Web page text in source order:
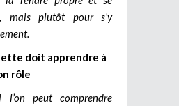
mais plutôt pour s’y
doit apprendre à
rôle
l’on peut comprendre